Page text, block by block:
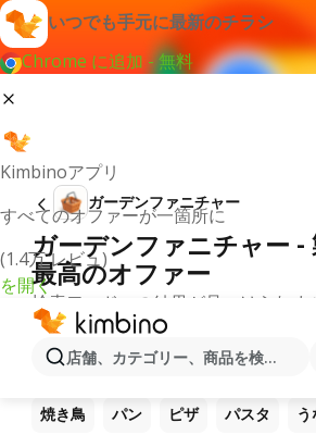
いつでも手元に最新のチラシ
Chrome に追加 - 無料
Kimbinoアプリ
すべてのオファーが一箇所に
(1.4万 レビュ)
を開く
店舗、カテゴリー、商品を検索...
ガーデンファニチャー
ガーデンファニチャー -
最高のオファー
検索ワードへの結果が見つけられま
他のお気に入り製品
ラーメン コーヒー ご飯
焼き鳥 パン ピザ パスタ う